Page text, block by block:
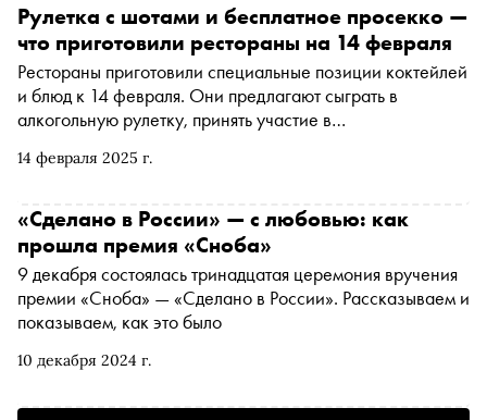
14 февраля 2025 г.
Рулетка с шотами и бесплатное просекко —
что приготовили рестораны на 14 февраля
Рестораны приготовили специальные позиции коктейлей
и блюд к 14 февраля. Они предлагают сыграть в
алкогольную рулетку, принять участие в
блюда под бокал игристого. «Сноб» выбрал самые
10 декабря 2024 г.
«Сделано в России» — с любовью: как
прошла премия «Сноба»
9 декабря состоялась тринадцатая церемония вручения
премии «Сноба» — «Сделано в России». Рассказываем и
показываем, как это было